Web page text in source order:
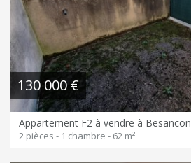
130 000 €
Appartement F2 à vendre à Besancon
2 pièces - 1 chambre - 62 m²